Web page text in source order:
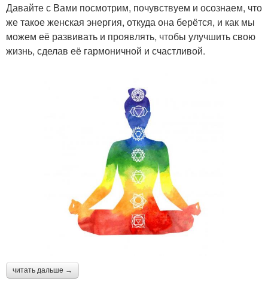
Давайте с Вами посмотрим, почувствуем и осознаем, что
же такое женская энергия, откуда она берётся, и как мы
можем её развивать и проявлять, чтобы улучшить свою
жизнь, сделав её гармоничной и счастливой.
читать дальше →